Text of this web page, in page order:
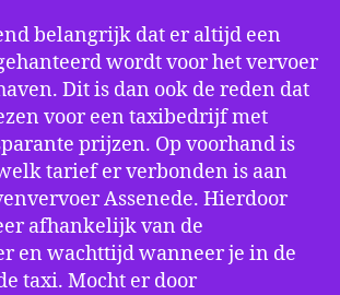
belangrijk dat er altijd een
wordt voor het vervoer
Dit is dan ook de reden dat
voor een taxibedrijf met
prijzen. Op voorhand is
tarief er verbonden is aan
Assenede. Hierdoor
afhankelijk van de
en wachttijd wanneer je in de
taxi. Mocht er door